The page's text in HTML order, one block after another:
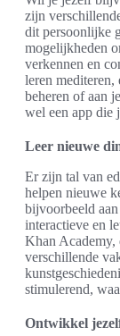
zijn
dit persoonlijke
mogelijkheden
verkennen en
leren
beheren of aan
wel een app die
Leer nieuwe
Er zijn tal van
helpen nieuwe
bijvoorbeeld
interactieve en
Khan Academy,
verschillende
stimulerend,
Ontwikkel